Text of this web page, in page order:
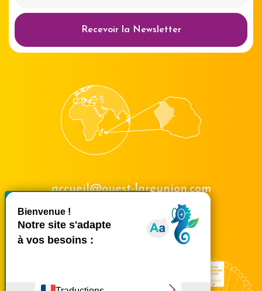
Masquer le
Recevoir la Newsletter
accueil@ouest-lareunion.com
02 62 42 31 31
Nous rencontrer